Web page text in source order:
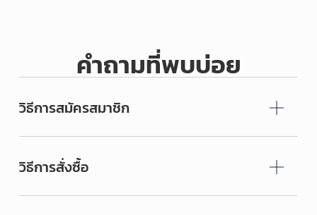
คำถามที่พบบ่อย
วิธีการสมัครสมาชิก
วิธีการสั่งซื้อ